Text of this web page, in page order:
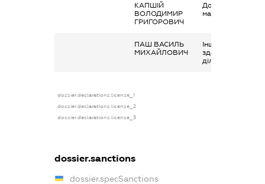
КАПШІЙ
ВОЛОДИМИР
ГРИГОРОВИЧ
Дохід від
майна в оренду
ПАШ ВАСИЛЬ
МИХАЙЛОВИЧ
Інше, дохід від
здачі земельної
ділянки в оренду
dossier.declarations.license_1
dossier.declarations.license_2
dossier.declarations.license_3
dossier.sanctions
dossier.specSanctions